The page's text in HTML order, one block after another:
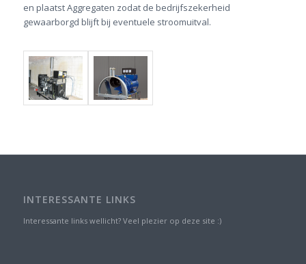
en plaatst Aggregaten zodat de bedrijfszekerheid
gewaarborgd blijft bij eventuele stroomuitval.
INTERESSANTE LINKS
Interessante links wellicht? Veel plezier op deze site :)